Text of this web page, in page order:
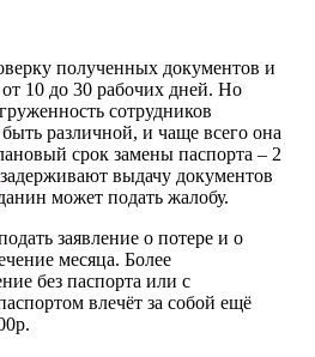
полученных документов и
10 до 30 рабочих дней. Но
сотрудников
различной, и чаще всего она
срок замены паспорта – 2
задерживают выдачу документов
может подать жалобу.
заявление о потере и о
месяца. Более
без паспорта или с
влечёт за собой ещё